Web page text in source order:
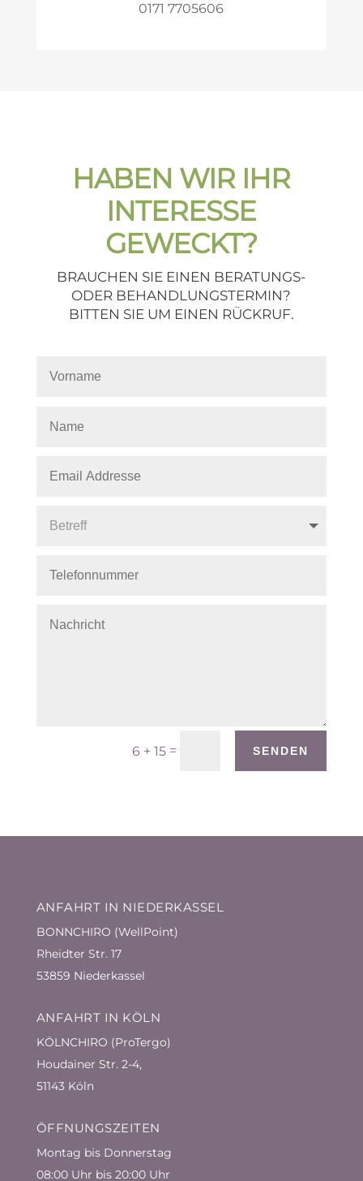
0171 7705606
HABEN WIR IHR
INTERESSE
GEWECKT?
BRAUCHEN SIE EINEN BERATUNGS-
ODER BEHANDLUNGSTERMIN?
BITTEN SIE UM EINEN RÜCKRUF.
6 + 15 = SENDEN
ANFAHRT IN NIEDERKASSEL
BONNCHIRO (WellPoint)
Rheidter Str. 17
53859 Niederkassel
ANFAHRT IN KÖLN
KÖLNCHIRO (ProTergo)
Houdainer Str. 2-4,
51143 Köln
ÖFFNUNGSZEITEN
Montag bis Donnerstag
08:00 Uhr bis 20:00 Uhr